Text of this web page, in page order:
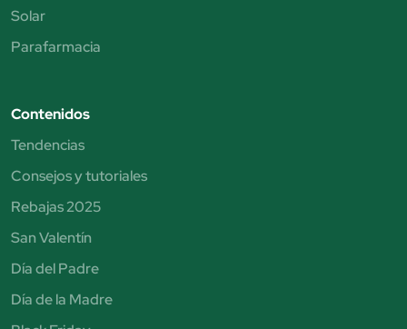
Solar
Parafarmacia
Contenidos
Tendencias
Consejos y tutoriales
Rebajas 2025
San Valentín
Día del Padre
Día de la Madre